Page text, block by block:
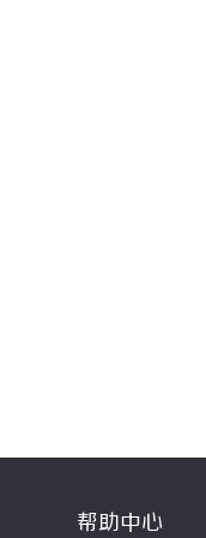
帮助中心